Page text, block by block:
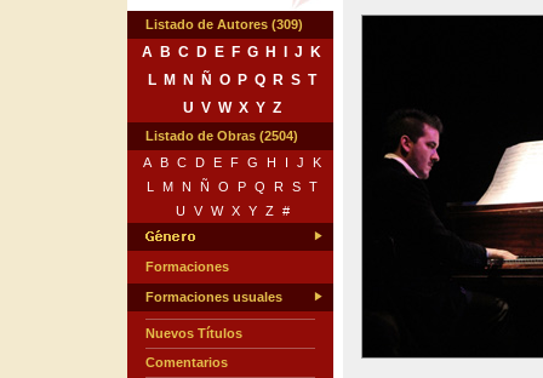
Listado de Autores (309)
A B C D E F G H J
K
L
M N Ñ O P Q R S T
U V W X Y Z
Listado de Obras (2504)
A
B C D E F G H I J
K
L
M N Ñ O P Q R S T
U
V W X Y Z #
Formaciones
Formaciones usuales
Nuevos Títulos
Comentarios